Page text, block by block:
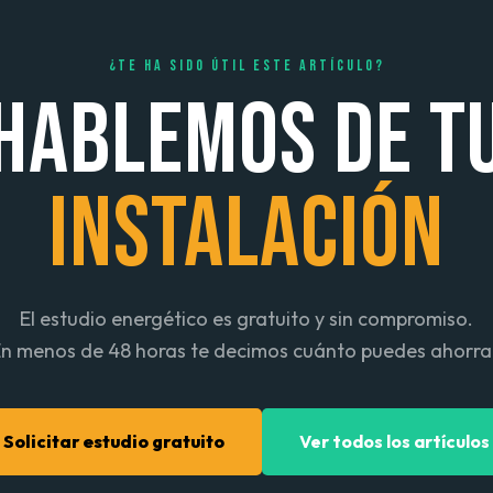
¿TE HA SIDO ÚTIL ESTE ARTÍCULO?
DE
INSTALACIÓN
El estudio energético es gratuito y sin compromiso.
menos de 48 horas te decimos cuánto puedes
Solicitar estudio gratuito Ver todos los artículos